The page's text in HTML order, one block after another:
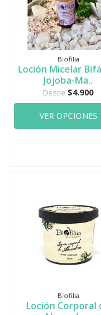
Biofilia
Loción Micelar
Jojoba-Ma..
Desde $4.900
VER OPCIONES
Biofilia
Loción Corporal